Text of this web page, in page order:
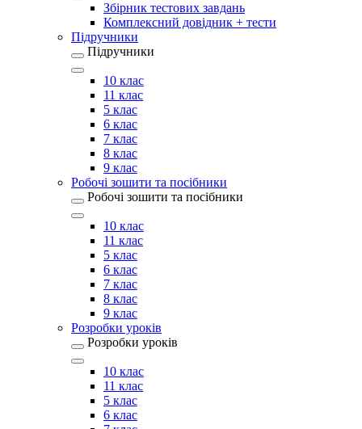
Збірник тестових завдань
Комплексний довідник + тести
Підручники
Підручники
10 клас
11 клас
5 клас
6 клас
7 клас
8 клас
9 клас
Робочі зошити та посібники
Робочі зошити та посібники
10 клас
11 клас
5 клас
6 клас
7 клас
8 клас
9 клас
Розробки уроків
Розробки уроків
10 клас
11 клас
5 клас
6 клас